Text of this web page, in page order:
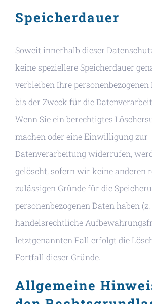
Speicherdauer
Soweit innerhalb dieser
keine speziellere Speicherdauer
verbleiben Ihre personenbezogenen
bis der Zweck für die
Wenn Sie ein berechtigtes
machen oder eine Einwilligung zur
Datenverarbeitung widerrufen,
gelöscht, sofern wir keine anderen
zulässigen Gründe für die
personenbezogenen Daten haben
handelsrechtliche
letztgenannten Fall erfolgt die
Fortfall dieser Gründe.
Allgemeine